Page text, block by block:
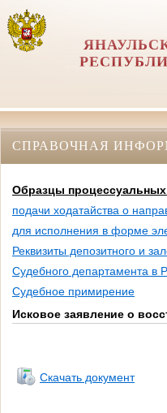
СПРАВОЧНАЯ
Образцы процессуальных
подачи ходатайства о
для исполнения в форме
Реквизиты депозитного и
Судебного департамента в
Судебное примирение
Исковое заявление о
Скачать документ